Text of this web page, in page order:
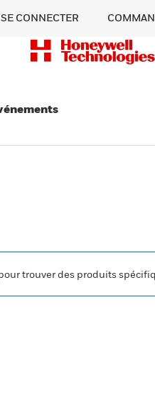
SE CONNECTER
trouver des produits